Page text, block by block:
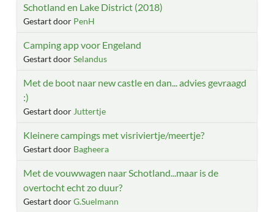
Schotland en Lake District (2018)
Gestart door PenH
Camping app voor Engeland
Gestart doorSelandus
Met de boot naar new castle en dan... advies gevraagd
:)
Gestart door Juttertje
Kleinere campings met visriviertje/meertje?
Gestart door Bagheera
Met de vouwwagen naar Schotland...maar is de
overtocht echt zo duur?
Gestart doorG.Suelmann